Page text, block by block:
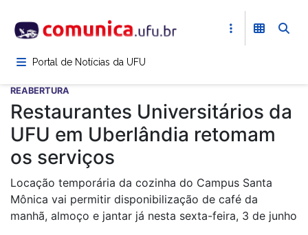
para
conteúdoPortal de Notícias da UFU
REABERTURA
Restaurantes Universitários da
UFU em Uberlândia retomam
os serviços
Locação temporária da cozinha do Campus Santa
Mônica vai permitir disponibilização de café da
manhã, almoço e jantar já nesta sexta-feira, 3 de junho